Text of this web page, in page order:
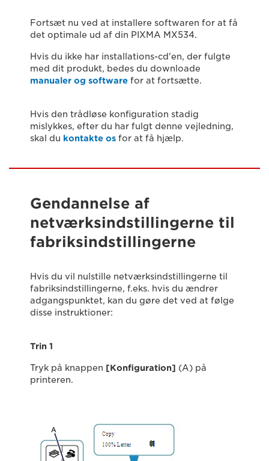
Fortsæt nu ved at installere softwaren for at få
det optimale ud af din PIXMA MX534.
Hvis du ikke har installations-cd'en, der fulgte
med dit produkt, bedes du downloade
manualer og software for at fortsætte.
Hvis den trådløse konfiguration stadig
mislykkes, efter du har fulgt denne vejledning,
skal du kontakte os for at få hjælp.
Gendannelse af
netværksindstillingerne til
fabriksindstillingerne
Hvis du vil nulstille netværksindstillingerne til
fabriksindstillingerne, f.eks. hvis du ændrer
adgangspunktet, kan du gøre det ved at følge
disse instruktioner:
Trin 1
Tryk på knappen [Konfiguration] (A) på
printeren.